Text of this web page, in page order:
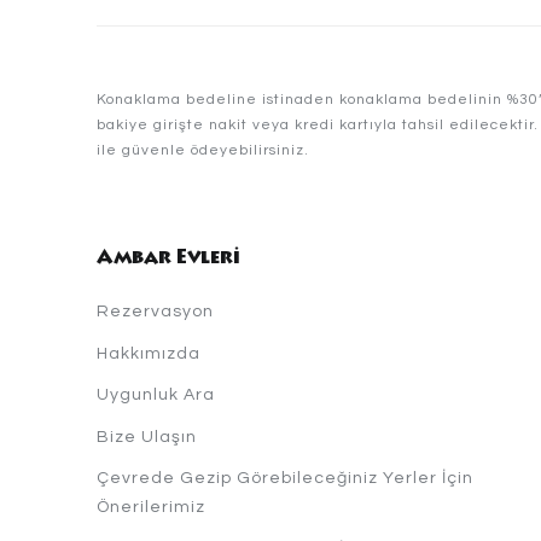
Konaklama bedeline istinaden konaklama bedelinin
bakiye girişte nakit veya kredi kartıyla tahsil edilecektir.
ile güvenle ödeyebilirsiniz.
Ambar Evleri
Rezervasyon
Hakkımızda
Uygunluk Ara
Bize Ulaşın
Çevrede Gezip Görebileceğiniz Yerler İçin
Önerilerimiz